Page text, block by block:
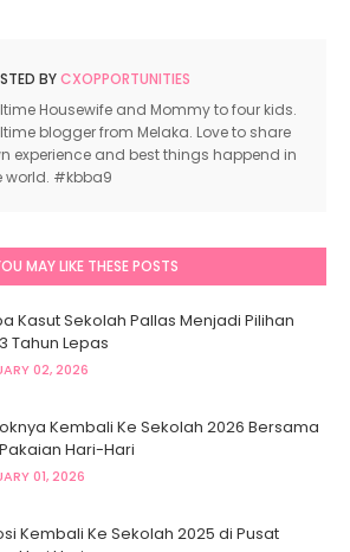
BYCXOPPORTUNITIES
Housewife and Mommy to four kids.
blogger from Melaka. Love to share
experience and best things happend in
world. #kbba9
MAY LIKE THESE POSTS
Kasut Sekolah Pallas Menjadi Pilihan
Tahun Lepas
02, 2026
Kembali Ke Sekolah 2026 Bersama
Hari-Hari
01, 2026
Kembali Ke Sekolah 2025 di Pusat